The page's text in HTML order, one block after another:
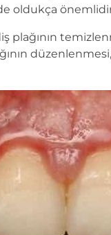
oldukça
plağının